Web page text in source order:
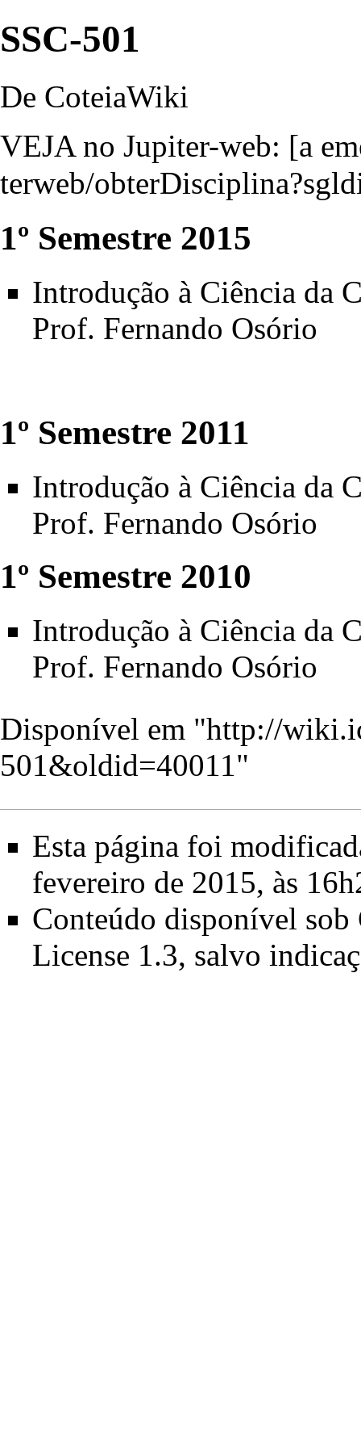
SSC-501
De CoteiaWiki
VEJA no Jupiter-web: [a
1º Semestre 2015
Introdução à Ciência da
Prof. Fernando Osório
1º Semestre 2011
Introdução à Ciência da
Prof. Fernando Osório
1º Semestre 2010
Introdução à Ciência da
Prof. Fernando Osório
Disponível em "http://
501&oldid=40011"
Esta página foi
fevereiro de 2015, às
Conteúdo disponível sob
License 1.3, salvo